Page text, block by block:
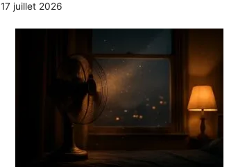
17 juillet 2026